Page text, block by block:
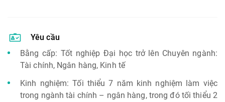
Yêu cầu
Bằng cấp: Tốt nghiệp Đại học trở lên Chuyên ngành:
Tài chính, Ngân hàng, Kinh tế
Kinh nghiệm: Tối thiểu 7 năm kinh nghiệm làm việc
trong ngành tài chính – ngân hàng, trong đó tối thiểu 2